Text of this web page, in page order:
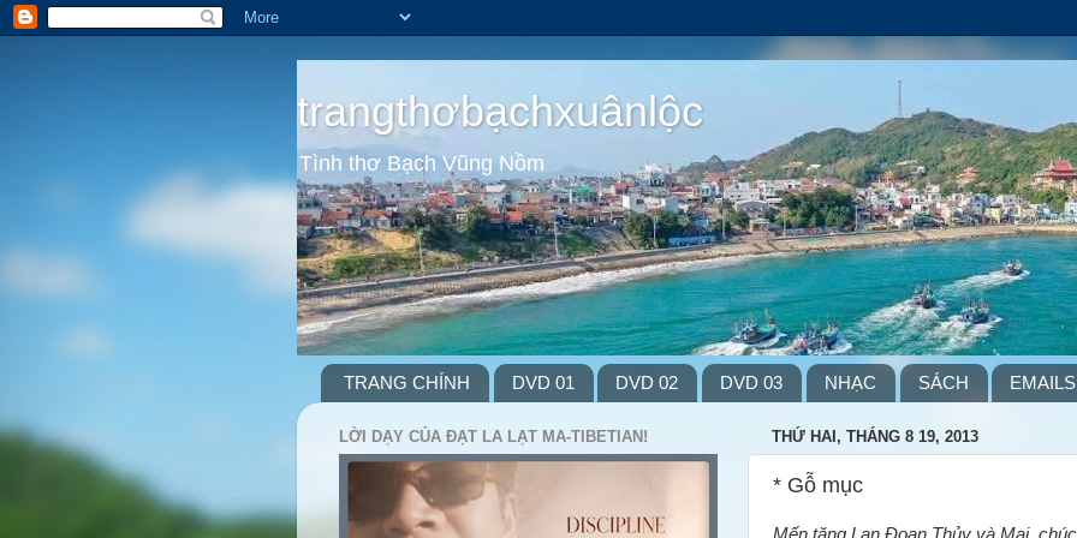
trangthơbạchxuânlộc
Tình thơ Bạch Vũng Nồm
TRANG CHÍNH DVD 01 DVD 02 DVD 03 NHẠC SÁCH EMAILS
THỨ HAI, THÁNG 8 19, 2013
* Gỗ mục
LỜI DẠY CỦA ĐẠT LA LẠT MA-TIBETIAN!